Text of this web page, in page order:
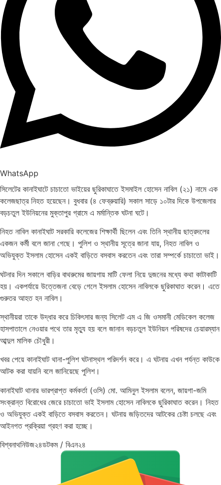
WhatsApp
সিলেটের কানাইঘাটে চাচাতো ভাইয়ের ছুরিকাঘাতে ইসমাইল হোসেন নাবিল (২১) নামে এক
কলেজছাত্র নিহত হয়েছেন। বুধবার (৪ ফেব্রুয়ারি) সকাল সাড়ে ১০টার দিকে উপজেলার
বড়চতুল ইউনিয়নের মুক্তাপুর গ্রামে এ মর্মান্তিক ঘটনা ঘটে।
নিহত নাবিল কানাইঘাট সরকারি কলেজের শিক্ষার্থী ছিলেন এবং তিনি স্থানীয় ছাত্রদলের
একজন কর্মী বলে জানা গেছে। পুলিশ ও স্থানীয় সূত্রে জানা যায়, নিহত নাবিল ও
অভিযুক্ত ইসলাম হোসেন একই বাড়িতে বসবাস করতেন এবং তারা সম্পর্কে চাচাতো ভাই।
ঘটনার দিন সকালে বাড়ির বাথরুমের জায়গায় মাটি ফেলা নিয়ে দুজনের মধ্যে কথা কাটাকাটি
হয়। একপর্যায়ে উত্তেজনা বেড়ে গেলে ইসলাম হোসেন নাবিলকে ছুরিকাঘাত করেন। এতে
গুরুতর আহত হন নাবিল।
স্থানীয়রা তাকে উদ্ধার করে চিকিৎসার জন্য সিলেট এম এ জি ওসমানী মেডিকেল কলেজ
হাসপাতালে নেওয়ার পথে তার মৃত্যু হয় বলে জানান বড়চতুল ইউনিয়ন পরিষদের চেয়ারম্যান
আব্দুল মালিক চৌধুরী।
খবর পেয়ে কানাইঘাট থানা-পুলিশ ঘটনাস্থল পরিদর্শন করে। এ ঘটনায় এখন পর্যন্ত কাউকে
আটক করা যায়নি বলে জানিয়েছে পুলিশ।
কানাইঘাট থানার ভারপ্রাপ্ত কর্মকর্তা (ওসি) মো. আমিনুল ইসলাম বলেন, জায়গা-জমি
সংক্রান্ত বিরোধের জেরে চাচাতো ভাই ইসলাম হোসেন নাবিলকে ছুরিকাঘাত করেন। নিহত
ও অভিযুক্ত একই বাড়িতে বসবাস করতেন। ঘটনায় জড়িতদের আটকের চেষ্টা চলছে এবং
আইনগত প্রক্রিয়া গ্রহণ করা হচ্ছে।
বিশ্বনাথনিউজ২৪ডটকম / বিএন২৪